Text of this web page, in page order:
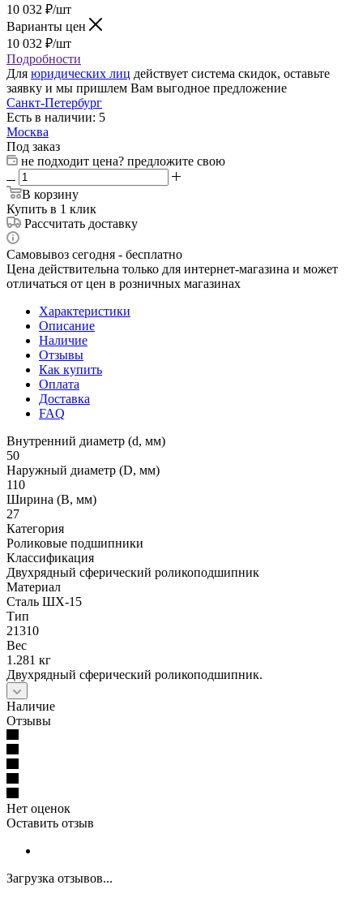
10 032 ₽/шт
Варианты цен
10 032 ₽/шт
Подробности
Для юридических лиц действует система скидок, оставьте
заявку и мы пришлем Вам выгодное предложение
Санкт-Петербург
Есть в наличии: 5
Москва
Под заказ
не подходит цена? предложите свою
В корзину
Купить в 1 клик
Рассчитать доставку
Самовывоз сегодня - бесплатно
Цена действительна только для интернет-магазина и может
отличаться от цен в розничных магазинах
Характеристики
Описание
Наличие
Отзывы
Как купить
Оплата
Доставка
FAQ
Внутренний диаметр (d, мм)
50
Наружный диаметр (D, мм)
110
Ширина (B, мм)
27
Категория
Роликовые подшипники
Классификация
Двухрядный сферический роликоподшипник
Материал
Сталь ШХ-15
Тип
21310
Вес
1.281 кг
Двухрядный сферический роликоподшипник.
Наличие
Отзывы
Нет оценок
Оставить отзыв
Загрузка отзывов...